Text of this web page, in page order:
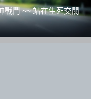
戰鬥 ~~ 站在生死交關